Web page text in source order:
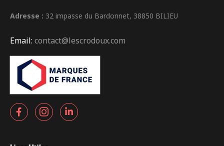
Adresse : 32 impasse du Bardonnet, 38850 BILIEU
Email: contact@lescrodoux.com